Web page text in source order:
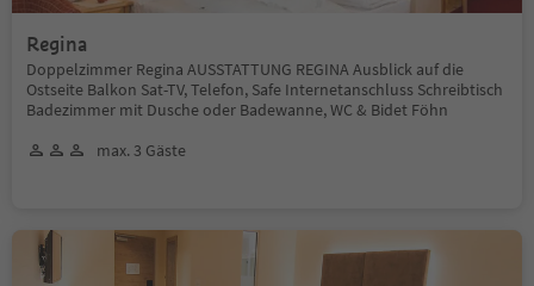
Regina
Doppelzimmer Regina AUSSTATTUNG REGINA Ausblick auf die
Ostseite Balkon Sat-TV, Telefon, Safe Internetanschluss Schreibtisch
Badezimmer mit Dusche oder Badewanne, WC & Bidet Föhn
max. 3 Gäste